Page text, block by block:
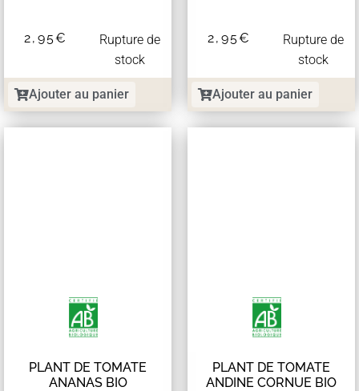
2,95€
Rupture de
stock
Ajouter au panier
2,95€
Rupture de
stock
Ajouter au panier
PLANT DE TOMATE
ANANAS BIO
PLANT DE TOMATE
ANDINE CORNUE BIO